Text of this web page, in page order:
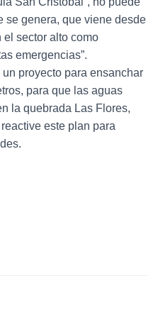
se genera, que viene desde
el sector alto como
emergencias”.
proyecto para ensanchar
para que las aguas
la quebrada Las Flores,
este plan para